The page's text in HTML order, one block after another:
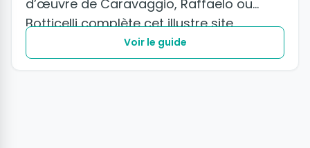
d’œuvre de Caravaggio, Raffaelo ou
Botticelli complète cet illustre site,
incontournable et précieux.
Voir le guide